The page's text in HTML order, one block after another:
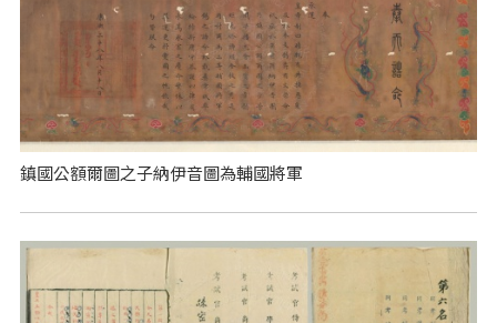
鎮國公額爾圖之子納伊音圖為輔國將軍